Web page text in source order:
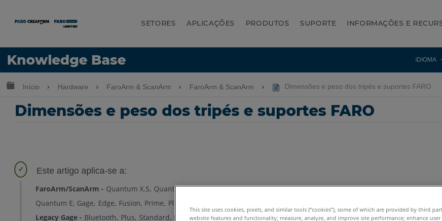
SETORES APLICAÇÕES PRODUTOS SUPORTE INFORMAÇÕES E
Knowledge Base IDIOMA
Idioma
Expandir/recolher hierarquia global
Início Hardware FaroArm & ScanArm FaroArm & ScanArm Dimensões e peso dos tripés e suportes FARO
Dimensões e peso dos tripés e suportes FARO
FaroArm/ScanArm Quantum X.S Quantum X.M Quantum X.E Quantum S Max Quantum M Max Quantum E Max
Quantum E Gage Edge Fusion Prime Platinum
Legacy Gage
Bluetooth Plus Standard Power
This site uses cookies, pixels, and similar tools (“cookies”), some of which are provided by third
website features and functionality; measure, analyze, and improve site performance; enhance user